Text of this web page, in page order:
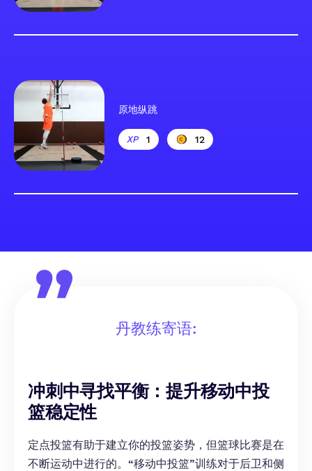
原地纵跳
1 12
丹教练寄语:
冲刺中寻找平衡：提升移动中投
篮稳定性
定点投篮有助于建立你的投篮姿势，但篮球比赛是在
不断运动中进行的。“移动中投篮”训练对于后卫和侧